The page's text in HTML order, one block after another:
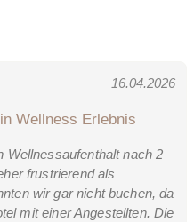
16.04.2026
Wellness Erlebnis
Wellnessaufenthalt nach 2
frustrierend als
wir gar nicht buchen, da
mit einer Angestellten. Die